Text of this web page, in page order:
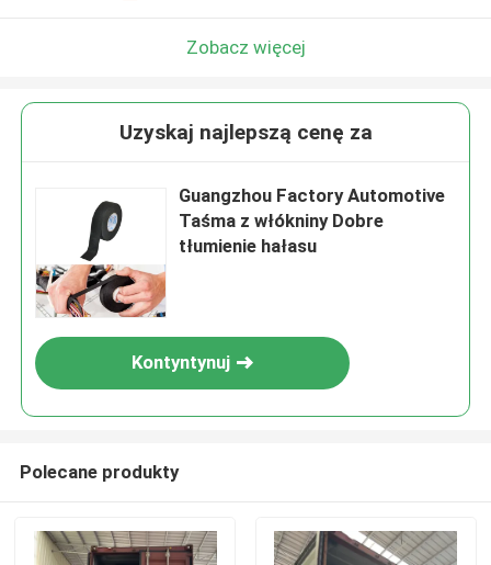
Zobacz więcej
Uzyskaj najlepszą cenę za
Guangzhou Factory Automotive
Taśma z włókniny Dobre
tłumienie hałasu
Kontyntynuj
Polecane produkty